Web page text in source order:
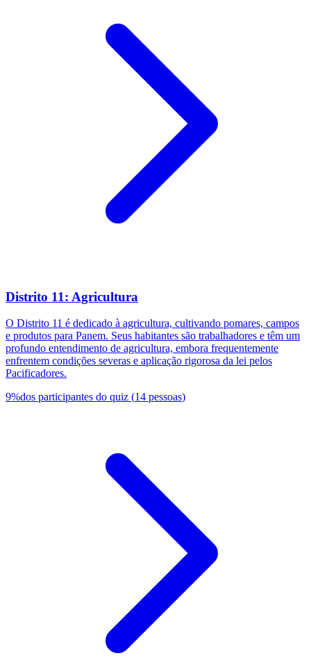
Distrito 11: Agricultura
O Distrito 11 é dedicado à agricultura, cultivando pomares, campos
e produtos para Panem. Seus habitantes são trabalhadores e têm um
profundo entendimento de agricultura, embora frequentemente
enfrentem condições severas e aplicação rigorosa da lei pelos
Pacificadores.
9%dos participantes do quiz (14 pessoas)